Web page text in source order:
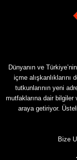
Dünyanın ve
içme alışkanlıklarını
tutkunlarının yeni
mutfaklarına dair
araya getiriyor.
Bize